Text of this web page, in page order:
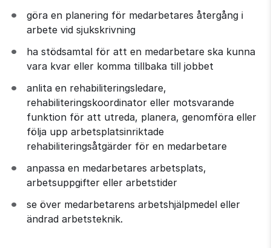
göra en planering för medarbetares återgång i
arbete vid sjukskrivning
ha stödsamtal för att en medarbetare ska kunna
vara kvar eller komma tillbaka till jobbet
anlita en rehabiliteringsledare,
rehabiliteringskoordinator eller motsvarande
funktion för att utreda, planera, genomföra eller
följa upp arbetsplatsinriktade
rehabiliteringsåtgärder för en medarbetare
anpassa en medarbetares arbetsplats,
arbetsuppgifter eller arbetstider
se över medarbetarens arbetshjälpmedel eller
ändrad arbetsteknik.